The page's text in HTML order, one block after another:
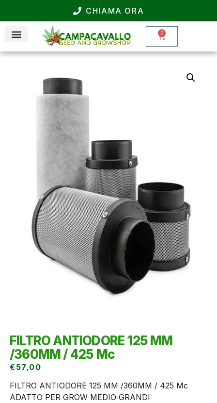
CHIAMA ORA
0
FILTRO ANTIODORE 125 MM
/360MM / 425 Mc
€ 57,00
FILTRO ANTIODORE 125 MM /360MM / 425 Mc
ADATTO PER GROW MEDIO GRANDI